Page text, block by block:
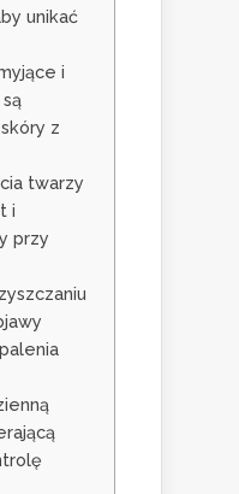
unikać
i
z
twarzy
i
przy